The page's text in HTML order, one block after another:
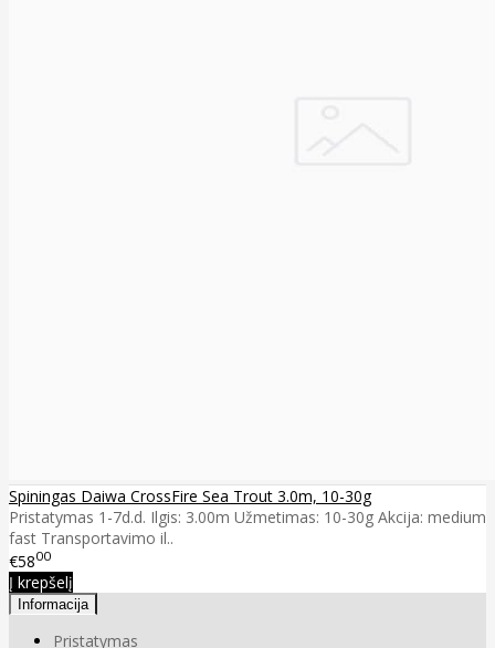
Spiningas Daiwa CrossFire Sea Trout 3.0m, 10-30g
Pristatymas 1-7d.d. Ilgis: 3.00m Užmetimas: 10-30g Akcija: medium
fast Transportavimo il..
€5800
Į krepšelį
Informacija
Pristatymas